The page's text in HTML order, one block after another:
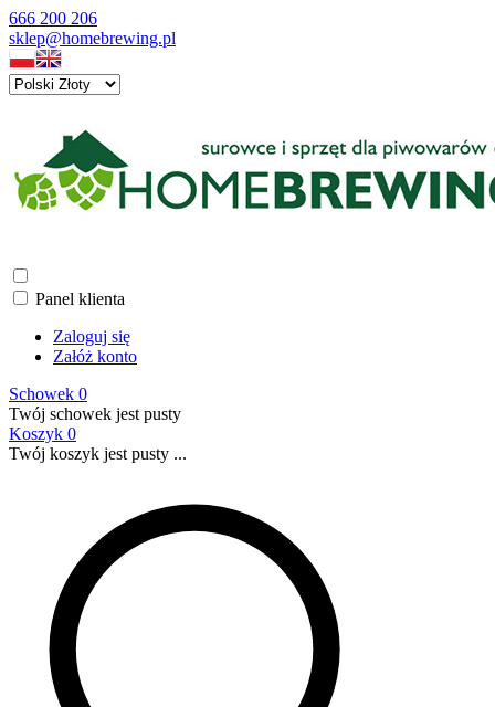
666 200 206
sklep@homebrewing.pl
Panel klienta
Zaloguj się
Załóż konto
Schowek 0
Twój schowek jest pusty
Koszyk 0
Twój koszyk jest pusty ...